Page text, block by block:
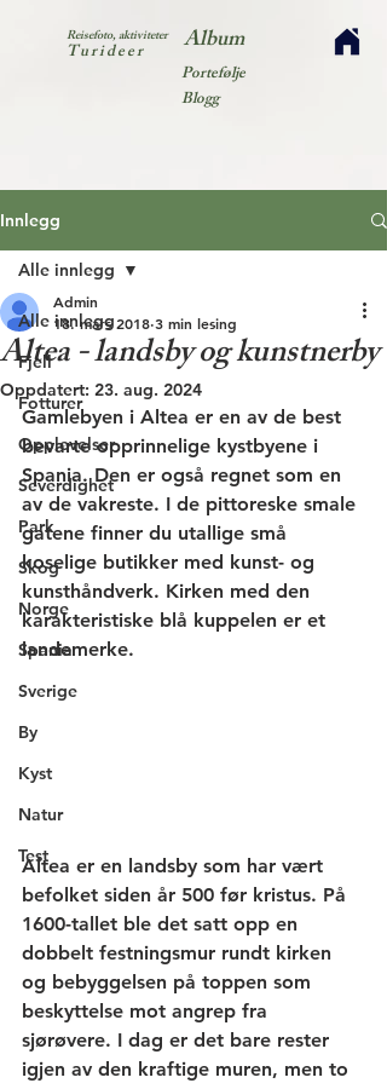
Reisefoto, aktiviteter
Turideer Album
Portefølje
Blogg
Innlegg
Alle innlegg
Fjell
Fotturer
Opplevelser
Severdighet
Park
Skog
Norge
Spania
Sverige
By
Kyst
Natur
Test
Alle innlegg
Altea - landsby og kunstnerby
Admin
18. mars 2018 3 min lesing
Oppdatert: 23. aug. 2024
Gamlebyen i Altea er en av de best
bevarte opprinnelige kystbyene i
Spania. Den er også regnet som en
av de vakreste. I de pittoreske smale
gatene finner du utallige små
koselige butikker med kunst- og
kunsthåndverk. Kirken med den
karakteristiske blå kuppelen er et
landemerke.
Altea er en landsby som har vært
befolket siden år 500 før kristus. På
1600-tallet ble det satt opp en
dobbelt festningsmur rundt kirken
og bebyggelsen på toppen som
beskyttelse mot angrep fra
sjørøvere. I dag er det bare rester
igjen av den kraftige muren, men to